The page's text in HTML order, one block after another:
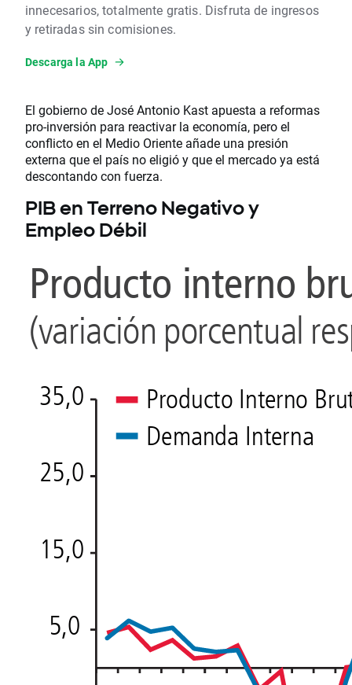
innecesarios, totalmente gratis. Disfruta de ingresos
y retiradas sin comisiones.
Descarga la App
El gobierno de José Antonio Kast apuesta a reformas
pro-inversión para reactivar la economía, pero el
conflicto en el Medio Oriente añade una presión
externa que el país no eligió y que el mercado ya está
descontando con fuerza.
PIB en Terreno Negativo y
Empleo Débil